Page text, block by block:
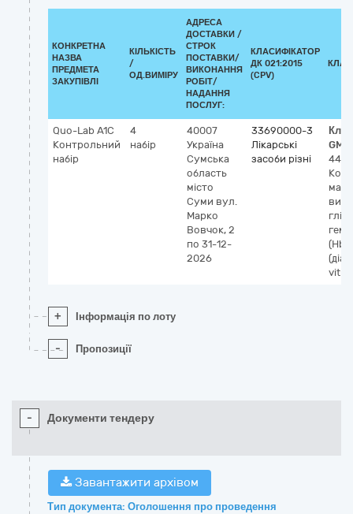
КОНКРЕТНА
НАЗВА
ПРЕДМЕТА
ЗАКУПІВЛІ
КІЛЬКІСТЬ
/
ОД.ВИМІРУ
АДРЕСА
ДОСТАВКИ /
СТРОК
ПОСТАВКИ/
ВИКОНАННЯ
РОБІТ/
НАДАННЯ
ПОСЛУГ:
КЛАСИФІКАТОР
ДК 021:2015
(CPV)
Quo-Lab A1C
Контрольний
набір
4
набір
40007
Україна
Сумська
область
місто
Суми вул.
Марко
Вовчок, 2
по 31-12-
2026
33690000-3
Лікарські
засоби різні
vitro)
+ Інформація по лоту
- Пропозиції
- Документи тендеру
Завантажити архівом
Тип документа: Оголошення про проведення